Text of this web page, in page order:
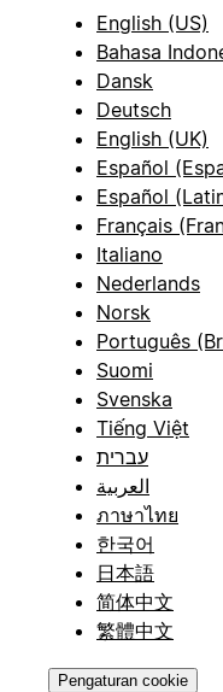
English (US)
Bahasa
Dansk
Deutsch
English (UK)
Español
Español
Français
Italiano
Nederlands
Norsk
Português
Suomi
Svenska
Tiếng Việt
עברית
العربية
ภาษาไทย
한국어
日本語
简体中文
繁體中文
Pengaturan cookie